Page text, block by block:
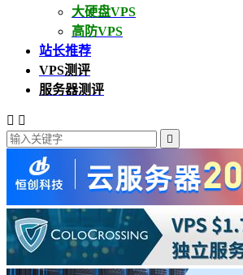
大硬盘VPS
高防VPS
站长推荐
VPS测评
服务器测评
 
